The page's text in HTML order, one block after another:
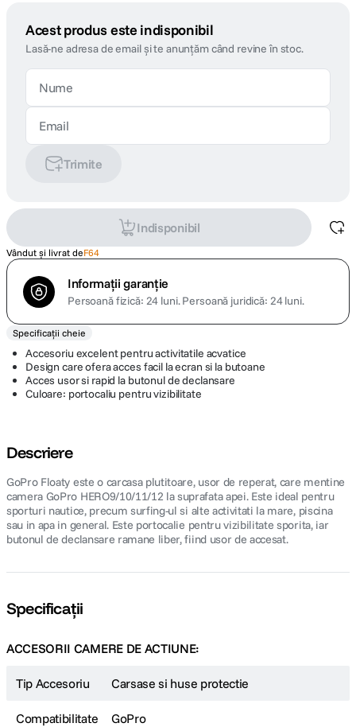
Acest produs este indisponibil
Lasă-ne adresa de email și te anunțăm când revine în stoc.
Trimite
Indisponibil
Vândut și livrat deF64
Informații garanție
Persoană fizică: 24 luni.Persoană juridică: 24 luni.
Specificații cheie
Accesoriu excelent pentru activitatile acvatice
Design care ofera acces facil la ecran si la butoane
Acces usor si rapid la butonul de declansare
Culoare: portocaliu pentru vizibilitate
Descriere
GoPro Floaty este o carcasa plutitoare, usor de reperat, care mentine
camera GoPro HERO9/10/11/12 la suprafata apei. Este ideal pentru
sporturi nautice, precum surfing-ul si alte activitati la mare, piscina
sau in apa in general. Este portocalie pentru vizibilitate sporita, iar
butonul de declansare ramane liber, fiind usor de accesat.
Specificații
ACCESORII CAMERE DE ACTIUNE:
Tip Accesoriu Carsase si huse protectie
Compatibilitate GoPro